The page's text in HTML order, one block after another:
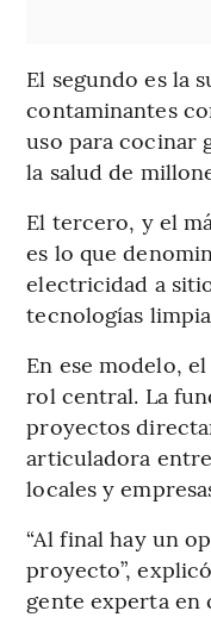
El segundo es la
contaminantes
uso para cocinar
la salud de
El tercero, y el
es lo que
electricidad a
tecnologías
En ese modelo,
rol central. La
proyectos
articuladora
locales y
“Al final hay un
proyecto”,
gente experta en